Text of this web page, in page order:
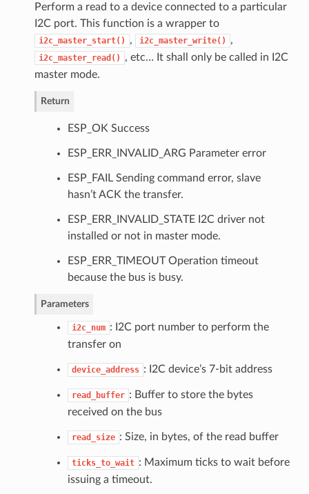
Perform a read to a device connected to a particular
I2C port. This function is a wrapper to
i2c_master_start() , i2c_master_write() ,
i2c_master_read()
, etc… It shall only be called in I2C
master mode.
Return
ESP_OK Success
ESP_ERR_INVALID_ARG Parameter error
ESP_FAIL Sending command error, slave
hasn’t ACK the transfer.
ESP_ERR_INVALID_STATE I2C driver not
installed or not in master mode.
ESP_ERR_TIMEOUT Operation timeout
because the bus is busy.
Parameters
i2c_num : I2C port number to perform the
transfer on
device_address : I2C device’s 7-bit address
read_buffer : Buffer to store the bytes
received on the bus
read_size : Size, in bytes, of the read buffer
ticks_to_wait : Maximum ticks to wait before
issuing a timeout.